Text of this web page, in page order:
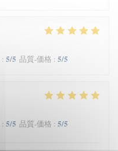
: 5/5 品質-価格 : 5/5
: 5/5 品質-価格 : 5/5